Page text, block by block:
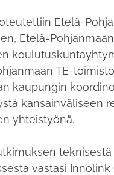
Etelä-
Etelä-
TE-
kaupungin
kansainväliseen
yhteistyönä.
teknisestä
vastasi Innolink